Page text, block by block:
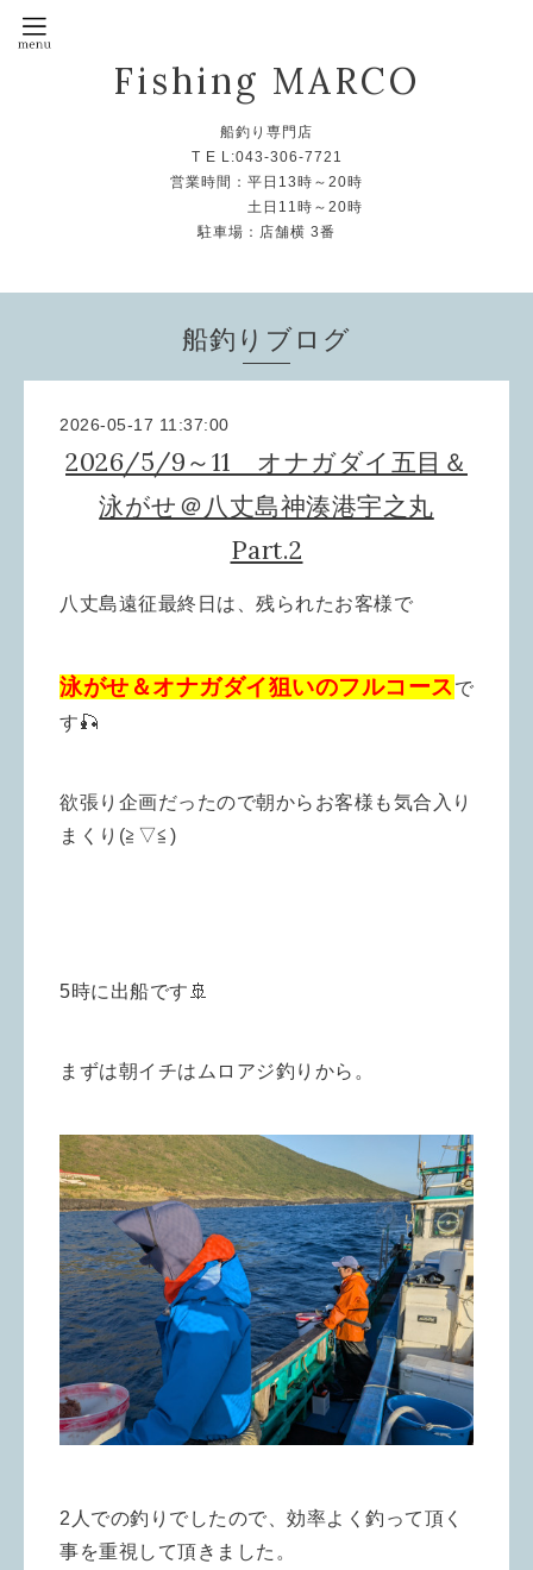
Fishing MARCO
船釣り専門店
T E L:043-306-7721
営業時間：平日13時～20時
土日11時～20時
駐車場：店舗横 3番
船釣りブログ
2026-05-17 11:37:00
2026/5/9～11 オナガダイ五目＆
泳がせ＠八丈島神湊港宇之丸
Part.2
八丈島遠征最終日は、残られたお客様で
泳がせ＆オナガダイ狙いのフルコース で
す🎣
欲張り企画だったので朝からお客様も気合入り
まくり(≧▽≦)
5時に出船です🚢
まずは朝イチはムロアジ釣りから。
2人での釣りでしたので、効率よく釣って頂く
事を重視して頂きました。